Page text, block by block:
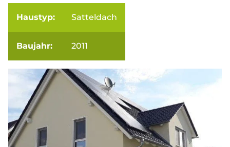
Haustyp: Satteldach
Baujahr: 2011